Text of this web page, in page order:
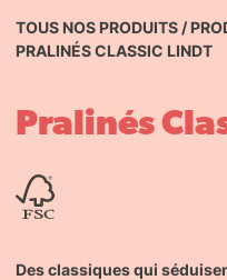
TOUS NOS PRODUITS /
PRALINÉS CLASSIC LINDT
Pralinés
Des classiques qui